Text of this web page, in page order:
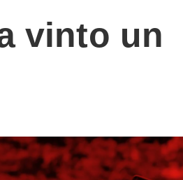
vinto un